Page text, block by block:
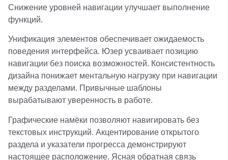
Снижение уровней навигации улучшает выполнение
функций.
Унификация элементов обеспечивает ожидаемость
поведения интерфейса. Юзер усваивает позицию
навигации без поиска возможностей. Консистентность
дизайна понижает ментальную нагрузку при навигации
между разделами. Привычные шаблоны
вырабатывают уверенность в работе.
Графические намёки позволяют навигировать без
текстовых инструкций. Акцентирование открытого
раздела и указатели прогресса демонстрируют
настоящее расположение. Ясная обратная связь